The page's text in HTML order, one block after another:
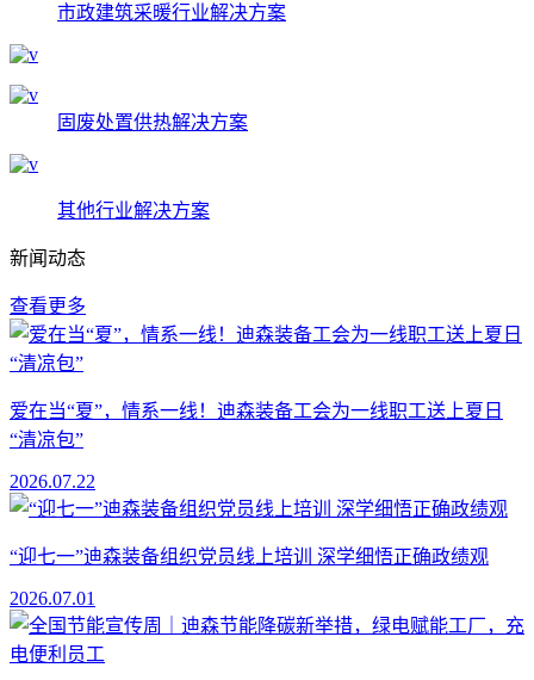
市政建筑采暖行业解决方案
固废处置供热解决方案
其他行业解决方案
新闻动态
查看更多
爱在当“夏”，情系一线！迪森装备工会为一线职工送上夏日
“清凉包”
2026.07.22
“迎七一”迪森装备组织党员线上培训 深学细悟正确政绩观
2026.07.01